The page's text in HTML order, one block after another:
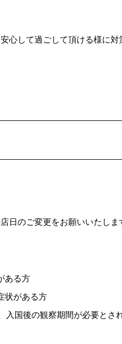
心して過ごして頂ける様に
日のご変更をお願いいたしま
ある方
状がある方
入国後の観察期間が必要と